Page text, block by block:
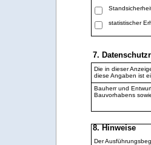
statistischer
7.
Die in dieser
diese Angaben ist
Bauherr und
Bauvorhabens
8. Hinweise
Der